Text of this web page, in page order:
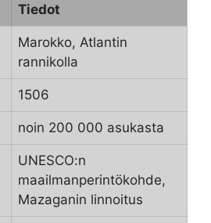
Tiedot
Marokko, Atlantin
rannikolla
1506
noin 200 000 asukasta
UNESCO:n
maailmanperintökohde,
Mazaganin linnoitus